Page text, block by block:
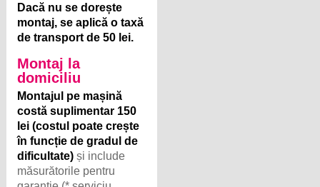
Dacă nu se dorește
montaj, se aplică o taxă
de transport de 50 lei.
Montaj la
domiciliu
Montajul pe mașină
costă suplimentar 150
lei (costul poate crește
în funcție de gradul de
dificultate) și include
măsurătorile pentru